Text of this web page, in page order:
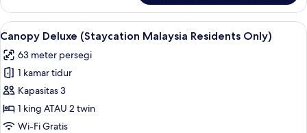
One
Bedroom
Beach
Lihat
semua
foto
untuk
Canopy
Deluxe
(Staycation
Seprai katun Mesir, seprai premium,
5
Canopy Deluxe (Staycation Malaysia Residents Only)
63 meter persegi
1 kamar tidur
Kapasitas 3
1 king ATAU 2 twin
Wi-Fi Gratis